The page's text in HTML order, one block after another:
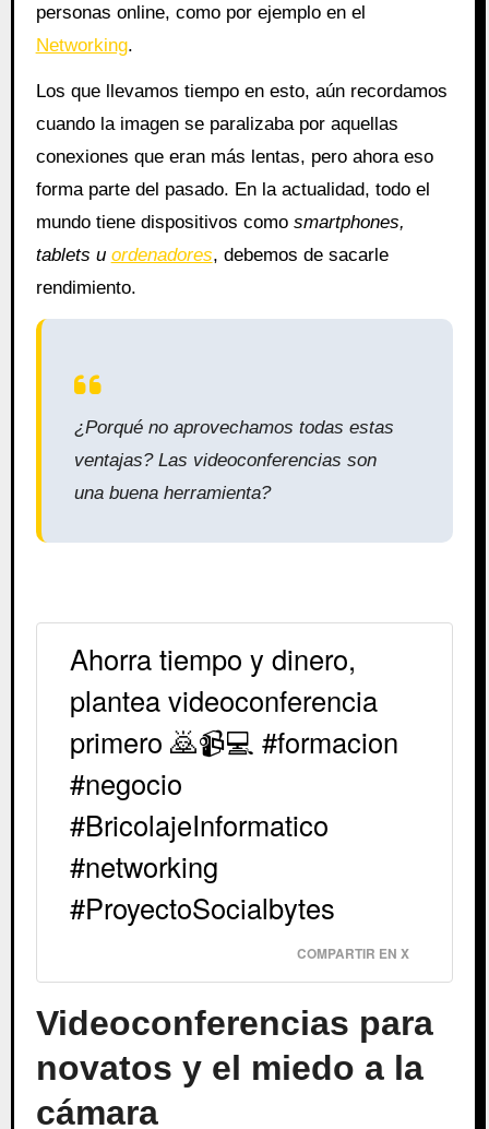
personas online, como por ejemplo en el
Networking.
Los que llevamos tiempo en esto, aún recordamos
cuando la imagen se paralizaba por aquellas
conexiones que eran más lentas, pero ahora eso
forma parte del pasado. En la actualidad, todo el
mundo tiene dispositivos como smartphones,
tablets u ordenadores, debemos de sacarle
rendimiento.
¿Porqué no aprovechamos todas estas
ventajas? Las videoconferencias son
una buena herramienta?
Ahorra tiempo y dinero,
plantea videoconferencia
primero 🙇📹💻 #formacion
#negocio
#BricolajeInformatico
#networking
#ProyectoSocialbytes
COMPARTIR EN X
Videoconferencias para
novatos y el miedo a la
cámara